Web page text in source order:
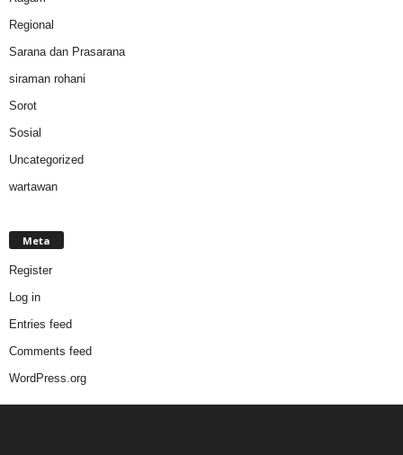
Regional
Sarana dan Prasarana
siraman rohani
Sorot
Sosial
Uncategorized
wartawan
Meta
Register
Log in
Entries feed
Comments feed
WordPress.org